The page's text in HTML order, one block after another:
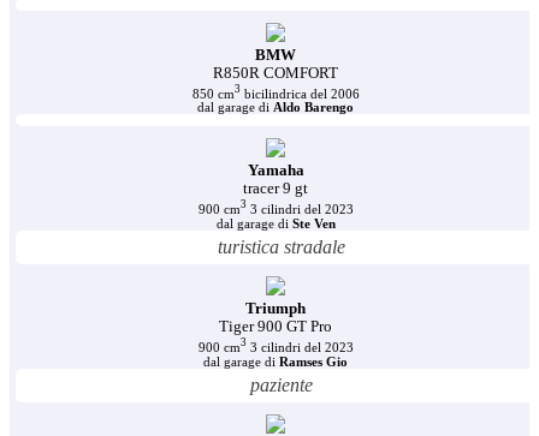
BMW
R850R COMFORT
850 cm3 bicilindrica del 2006
dal garage di Aldo Barengo
Yamaha
tracer 9 gt
900 cm3 3 cilindri del 2023
dal garage di Ste Ven
turistica stradale
Triumph
Tiger 900 GT Pro
900 cm3 3 cilindri del 2023
dal garage di Ramses Gio
paziente